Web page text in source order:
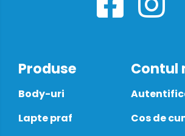
Produse
Body-uri
Lapte praf
Contul
Cos de